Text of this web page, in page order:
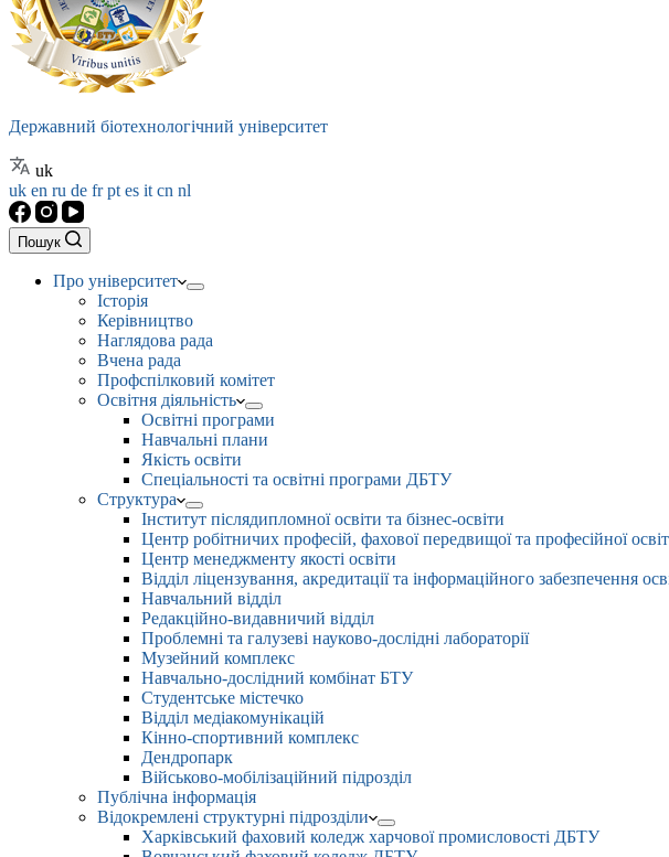
Державний біотехнологічний університет
uk
uk en ru de frpt es it cn nl
Пошук
Про університет
Історія
Керівництво
Наглядова рада
Вчена рада
Профспілковий комітет
Освітня діяльність
Освітні програми
Навчальні плани
Якість освіти
Спеціальності та освітні програми ДБТУ
Структура
Інститут післядипломної освіти та бізнес-освіти
Центр робітничих професій, фахової передвищої та професійної
Центр менеджменту якості освіти
Відділ ліцензування, акредитації та інформаційного забезпечення
Навчальний відділ
Редакційно-видавничий відділ
Проблемні та галузеві науково-дослідні лабораторії
Музейний комплекс
Навчально-дослідний комбінат БТУ
Студентське містечко
Відділ медіакомунікацій
Кінно-спортивний комплекс
Дендропарк
Військово-мобілізаційний підрозділ
Публічна інформація
Відокремлені структурні підрозділи
Харківський фаховий коледж харчової промисловості ДБТУ